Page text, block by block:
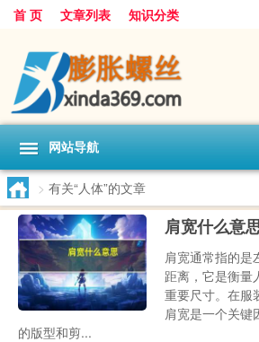
首 页 文章列表 知识分类
网站导航
> 有关“人体”的文章
肩宽什么意
肩宽通常指的是
距离，它是衡量
重要尺寸。在服
肩宽是一个关键
的版型和剪...